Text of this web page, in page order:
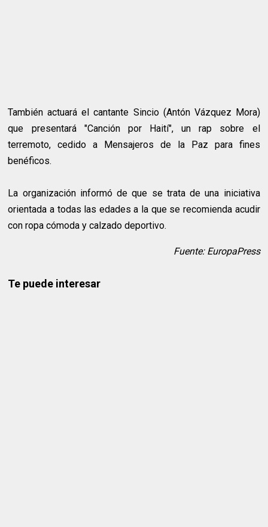
También actuará el cantante Sincio (Antón Vázquez Mora)
que presentará "Canción por Haití", un rap sobre el
terremoto, cedido a Mensajeros de la Paz para fines
benéficos.
La organización informó de que se trata de una iniciativa
orientada a todas las edades a la que se recomienda acudir
con ropa cómoda y calzado deportivo.
Fuente: EuropaPress
Te puede interesar